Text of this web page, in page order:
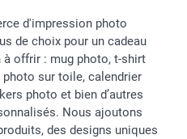
d'impression photo
de choix pour un cadeau
à offrir : mug photo, t-shirt
sur toile, calendrier
photo et bien d’autres
Nous ajoutons
des designs uniques